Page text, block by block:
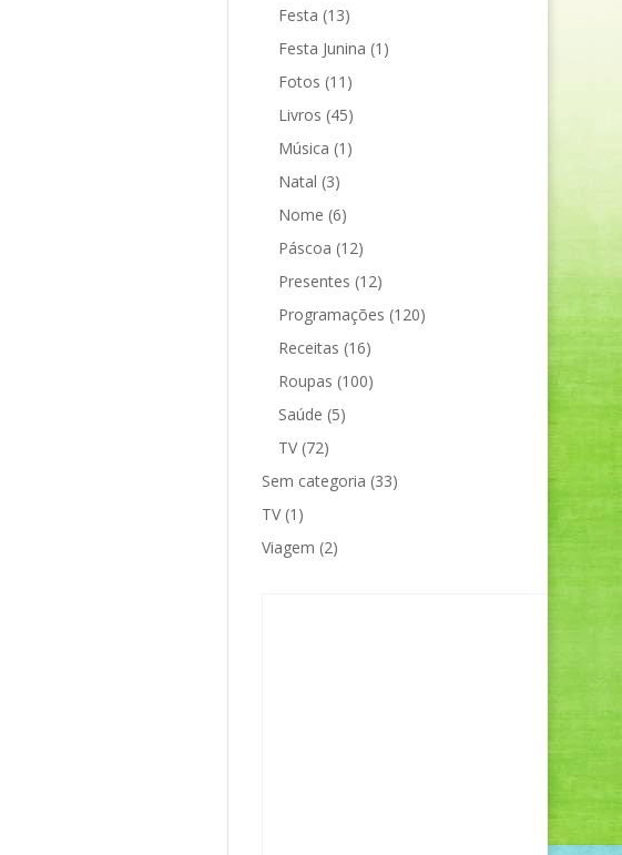
Festa (13)
Festa Junina (1)
Fotos (11)
Livros (45)
Música (1)
Natal (3)
Nome (6)
Páscoa (12)
Presentes (12)
Programações (120)
Receitas (16)
Roupas (100)
Saúde (5)
TV(72)
Sem categoria (33)
TV(1)
Viagem (2)